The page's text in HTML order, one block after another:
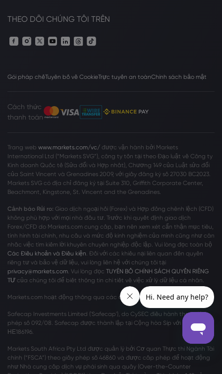
THEO DÕI CHÚNG TÔI TRÊN
Gói pháp chếTuyên bố về CookieTrực tuyến an toànChính sách bảo mật
Cách thức
thanh toán
Trang web www.markets.com/vc/ được vận hành bởi Markets
International Ltd (“Markets SVG”), công ty tồn tại theo Đạo luật về Công ty
Kinh doanh Quốc tế (Sửa đổi và Hợp nhất), Chương 149 của Luật sửa đổi
của Saint Vincent và Grenadines 2009, với giấy đăng ký số 27030 BC2023.
Markets SVG có địa chỉ đăng ký tại Suite 310, Griffith Corporate Center,
Beachmont, Kingstone, St. Vincent and the Grenadines.
Cảnh báo Rủi ro: Giao dịch ngoại hối (Forex) và Hợp đồng chênh lệch (CFD)
không phù hợp với mọi nhà đầu tư. Trước khi quyết định giao dịch
Forex/CFD do Markets.com cung cấp, bạn nên xem xét cẩn thận mục tiêu,
tình hình tài chính, nhu cầu và mức độ kinh nghiệm của mình cũng như cân
nhắc việc tìm kiếm lời khuyên chuyên nghiệp độc lập. Vui lòng đọc toàn bộ
Các Điều khoản và Điều kiện. Đối với các khiếu nại liên quan đến quyền
riêng tư và bảo vệ dữ liệu, vui lòng liên hệ với chúng tôi tại
privacy@markets.com. Vui lòng đọc TUYÊN BỐ CHÍNH SÁCH QUYỀN RIÊNG
TƯ của chúng tôi để biết thông tin chi tiết về việc xử lý dữ liệu cá nhân.
Markets.com hoạt động thông qua các chi nhánh sau:
Safecap Investments Limited ('Safecap'), do CySEC điều hành theo giấy
phép số 092/08. Safecap được thành lập tại Cộng hòa Síp với số công ty
ΗΕ186196.
Markets South Africa Pty Ltd được quản lý bởi Cơ quan Thực thi Ngành Tài
chính (“FSCA”) theo giấy phép số 46860 và được cấp phép để hoạt động
như Nhà cung cấp dịch vụ phái sinh qua quầy (Over-the-Counter